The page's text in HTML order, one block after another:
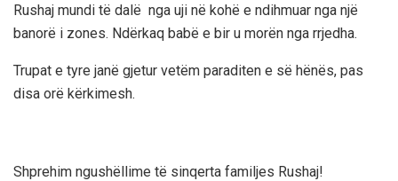
Rushaj mundi të dalë nga uji në kohë e ndihmuar nga një
banorë i zones. Ndërkaq babë e bir u morën nga rrjedha.
Trupat e tyre janë gjetur vetëm paraditen e së hënës, pas
disa orë kërkimesh.
Shprehim ngushëllime të sinqerta familjes Rushaj!